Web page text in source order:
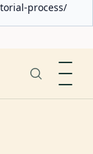
process/